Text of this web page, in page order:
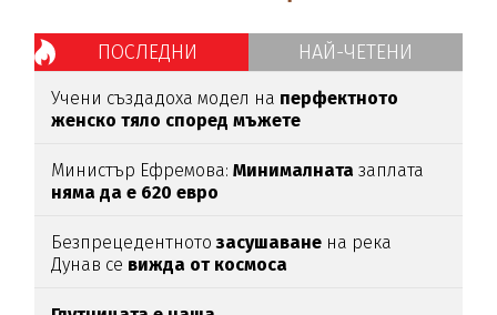
ПОСЛЕДНИ НАЙ-ЧЕТЕНИ
Учени създадоха модел на перфектното
женско тяло според мъжете
Министър Ефремова:Минималната заплата
няма да е 620 евро
Безпрецедентнотозасушаване на река
Дунав се вижда от космоса